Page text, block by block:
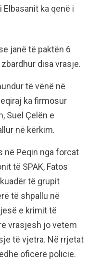
Elbasanit ka qenë i
janë të paktën 6
disa vrasje.
të vënë në
ka firmosur
Suel Çelën e
në kërkim.
në Peqin nga forcat
të SPAK, Fatos
të grupit
të shpallu në
e krimit të
vrasjesh jo vetëm
të vjetra. Në rrjetat
oficerë policie.